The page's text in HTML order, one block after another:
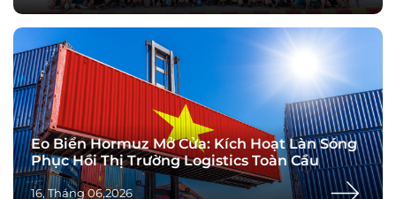
Eo Biển Hormuz Mở Cửa: Kích Hoạt Làn Sóng
Phục Hồi Thị Trường Logistics Toàn Cầu
16, Tháng 06,2026